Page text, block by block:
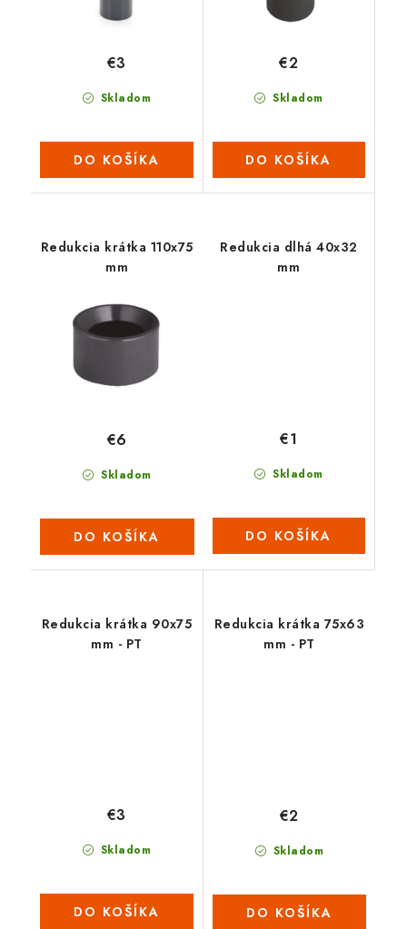
Skladom
€3
DO KOŠÍKA
Skladom
€2
DO KOŠÍKA
Redukcia krátka 110x75
mm
Skladom
€6
DO KOŠÍKA
Redukcia dlhá 40x32
mm
Skladom
€1
DO KOŠÍKA
Redukcia krátka 90x75
mm - PT
Skladom
€3
DO KOŠÍKA
Redukcia krátka 75x63
mm - PT
Skladom
€2
DO KOŠÍKA